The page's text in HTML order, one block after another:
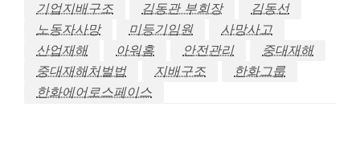
기업지배구조
김동관 부회장
김동선
노동자사망
미등기임원
사망사고
산업재해
아워홈 안전관리
중대재해
중대재해처벌법
지배구조
한화그룹
한화에어로스페이스